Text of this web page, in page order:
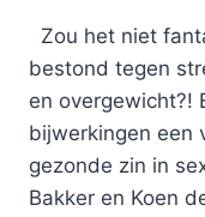
Zou het niet
bestond tegen
en overgewicht?!
bijwerkingen een
gezonde zin in
Bakker en Koen